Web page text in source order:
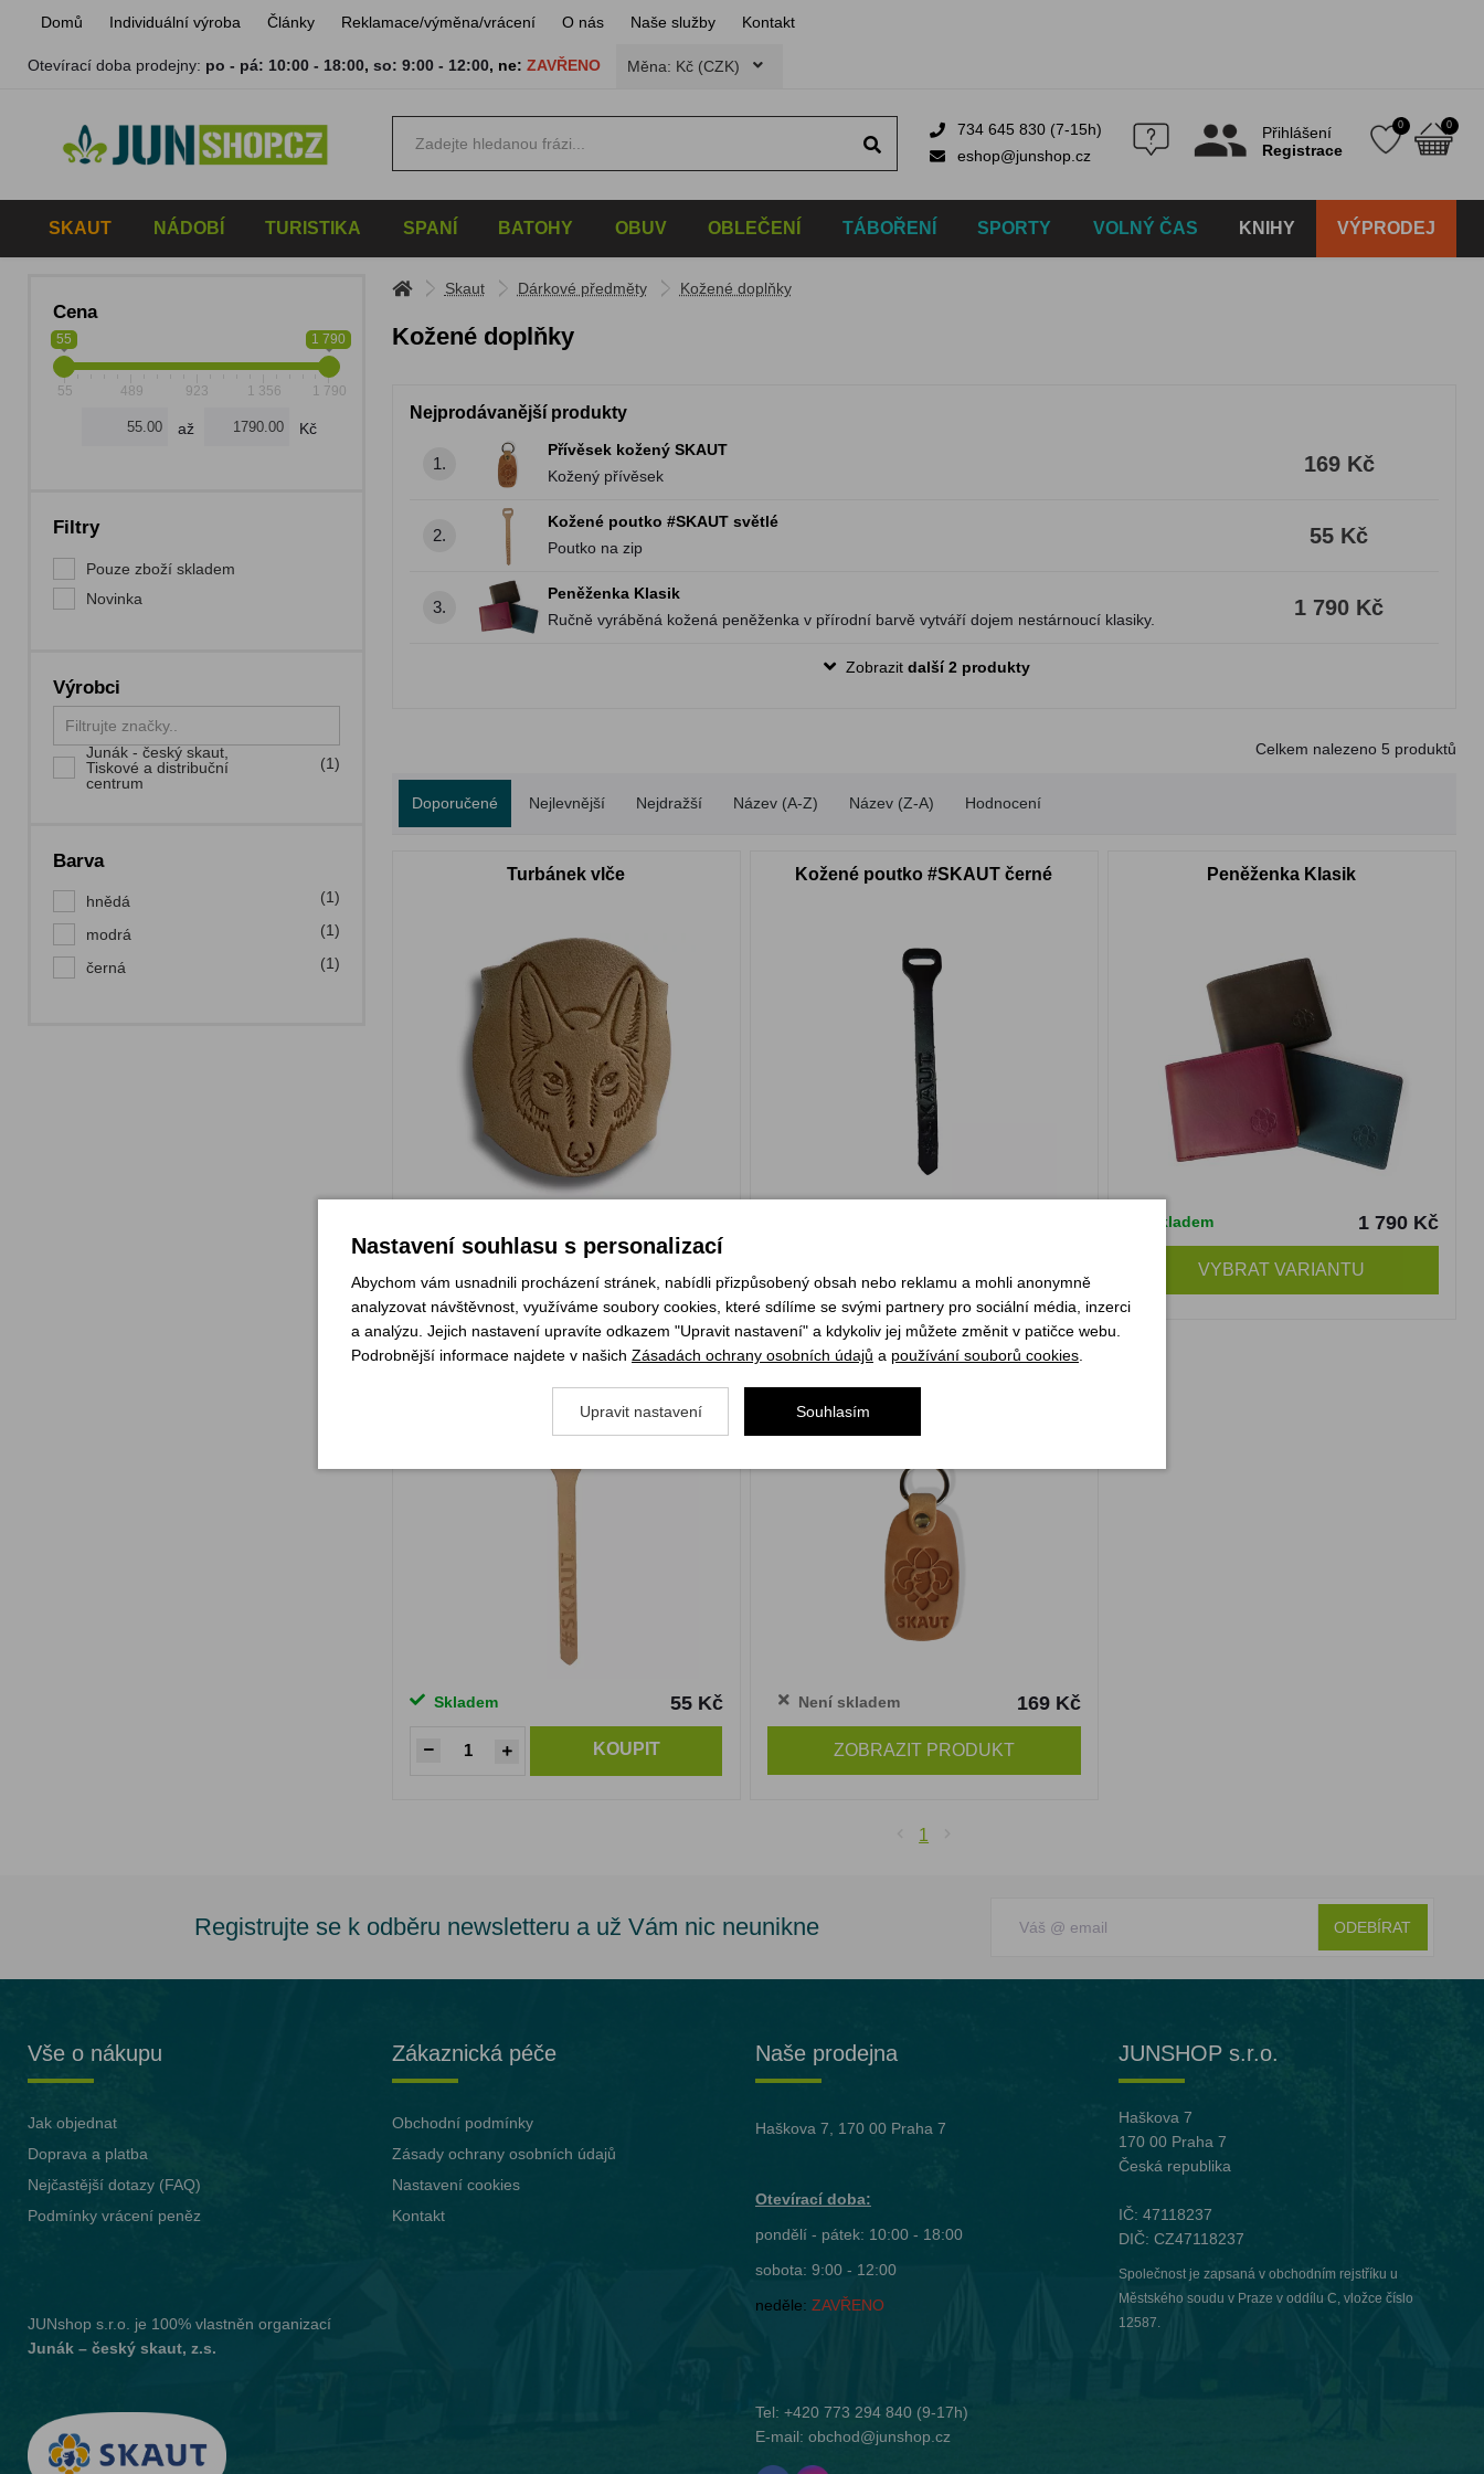
Domů Individuální výroba Články Reklamace/výměna/vrácení O nás Naše služby Kontakt
Otevírací doba prodejny: po - pá: 10:00 - 18:00,so: 9:00 - 12:00, ne: ZAVŘENO Měna: Kč (CZK)
734 645 830 (7-15h)
eshop@junshop.cz
Přihlášení
Registrace
0 0
SKAUT NÁDOBÍ TURISTIKA SPANÍ BATOHY OBUV OBLEČENÍ TÁBOŘENÍ SPORTY VOLNÝ ČAS KNIHY VÝPRODEJ
Cena
55 1 790
55 489 923 1 356 1 790
až Kč
Filtry
Pouze zboží skladem
Novinka
Výrobci
Junák - český skaut,
Tiskové a distribuční
centrum
(1)
Barva
hnědá (1)
modrá (1)
černá (1)
Skaut Dárkové předměty Kožené doplňky
Kožené doplňky
Nejprodávanější produkty
1.
Přívěsek kožený SKAUT
Kožený přívěsek
169 Kč
2.
Kožené poutko #SKAUT světlé
Poutko na zip
55 Kč
3.
Peněženka Klasik
Ručně vyráběná kožená peněženka v přírodní barvě vytváří dojem nestárnoucí klasiky.
1 790 Kč
Zobrazitdalší 2 produkty
Celkem nalezeno 5 produktů
Doporučené Nejlevnější Nejdražší Název (A-Z) Název (Z-A) Hodnocení
Turbánek vlče Kožené poutko #SKAUT černé Peněženka Klasik
Skladem 1 790 Kč
VYBRAT VARIANTU
Kožené poutko #SKAUT světlé
Skladem 55 Kč
KOUPIT
Přívěsek kožený SKAUT
Není skladem 169 Kč
ZOBRAZIT PRODUKT
1
Registrujte se k odběru newsletteru a už Vám nic neunikne ODEBÍRAT
Vše o nákupu
Jak objednat
Doprava a platba
Nejčastější dotazy (FAQ)
Podmínky vrácení peněz
JUNshop s.r.o.
je 100% vlastněn organizací
Junák – český skaut, z.s.
Zákaznická péče
Obchodní podmínky
Zásady ochrany osobních údajů
Nastavení cookies
Kontakt
Naše prodejna
Haškova 7, 170 00 Praha 7
Otevírací doba:
pondělí - pátek: 10:00 - 18:00
sobota: 9:00 - 12:00
neděle: ZAVŘENO
Tel: +420 773 294 840(9-17h)
E-mail: obchod@junshop.cz
JUNSHOP s.r.o.
Haškova 7
170 00 Praha 7
Česká republika
IČ: 47118237
DIČ: CZ47118237
Společnost je zapsaná v obchodním rejstříku u
Městského soudu v Praze v oddílu C, vložce číslo
12587.
Nastavení souhlasu s personalizací
Abychom vám usnadnili procházení stránek, nabídli přizpůsobený obsah nebo reklamu a mohli anonymně
analyzovat návštěvnost, využíváme soubory cookies, které sdílíme se svými partnery pro sociální média, inzerci
a analýzu. Jejich nastavení upravíte odkazem "Upravit nastavení" a kdykoliv jej můžete změnit v patičce webu.
Podrobnější informace najdete v našich Zásadách ochrany osobních údajů a používání souborů cookies
Upravit nastavení Souhlasím